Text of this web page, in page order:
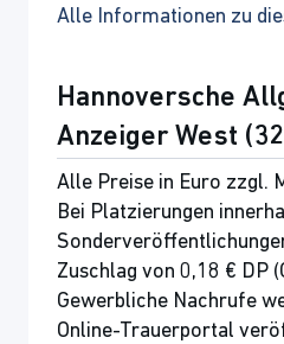
Alle Informationen zu
Hannoversche
Anzeiger West
Alle Preise in Euro zzgl.
Bei Platzierungen
Zuschlag von 0,18 € DP
Gewerbliche Nachrufe
Online-Trauerportal